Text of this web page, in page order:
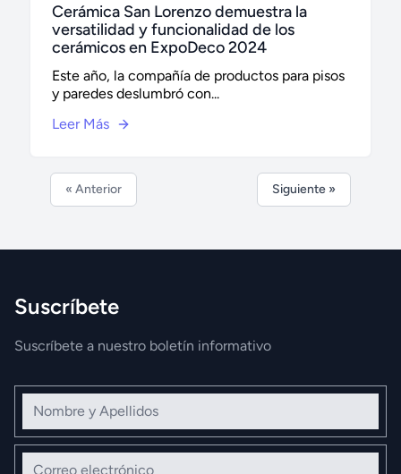
Cerámica San Lorenzo demuestra la
versatilidad y funcionalidad de los
cerámicos en ExpoDeco 2024
Este año, la compañía de productos para pisos
y paredes deslumbró con...
Leer Más
« Anterior Siguiente »
Suscríbete
Suscríbete a nuestro boletín informativo
Nombre y Apellidos
Correo electrónico